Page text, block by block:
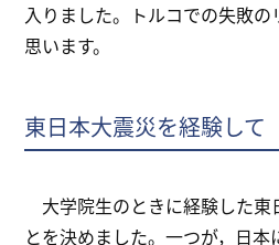
入りました。トルコでの失敗
思います。
東日本大震災を経験して
大学院生のときに経験した東
とを決めました。一つが，日